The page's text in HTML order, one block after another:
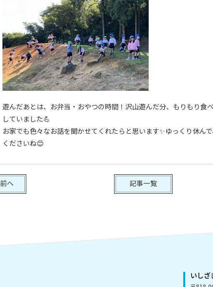
遊んだあとは、お弁当・おやつの時間！沢山遊んだ分、もりもり食
していました💪
お家でも色々なお話を聞かせてくれたらと思います✨ゆっくり休ん
くださいね😊
前へ 記事一覧
いしざ